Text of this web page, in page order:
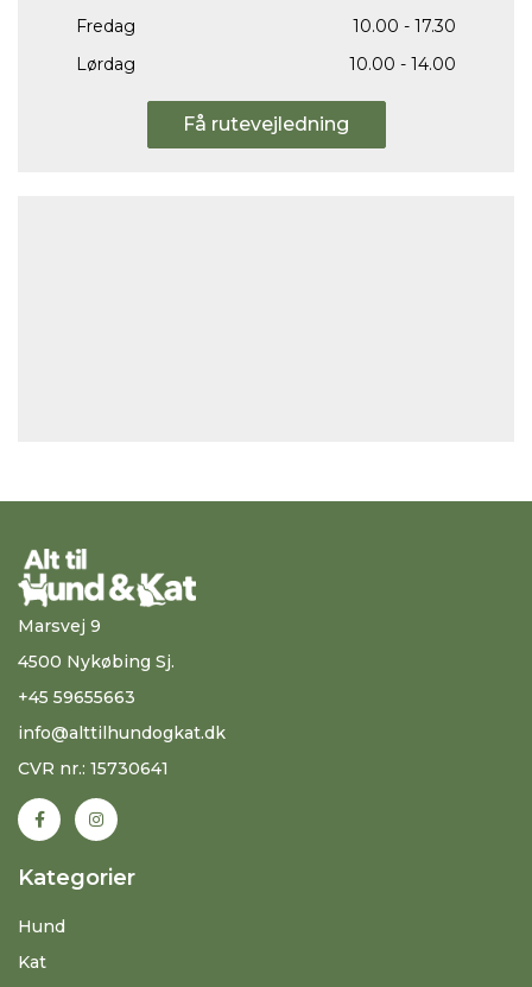
Fredag
10.00 - 17.30
Lørdag
10.00 - 14.00
Få rutevejledning
Marsvej 9
4500 Nykøbing Sj.
+45 59655663
info@alttilhundogkat.dk
CVR nr.: 15730641
Kategorier
Hund
Kat